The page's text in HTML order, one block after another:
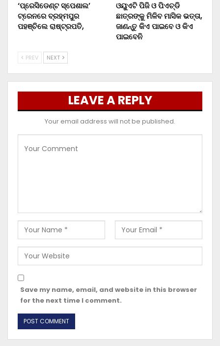
‘ପ୍ରେସିଡେଣ୍ଟ ସ୍ପେଶାଲ’
ଟ୍ରେନରେ ବ୍ରହ୍ମପୁର
ପହଞ୍ଚିଲେ ରାଷ୍ଟ୍ରପତି,
ଓୟୁଏଟି ପିଜି ଓ ପିଏଚ୍‌ଡି
ଛାତ୍ରଙ୍କୁ ମିଳିବ ମାସିକ ଭତ୍ତା,
ଜାଣନ୍ତୁ କିଏ ପାଇବେ ଓ କିଏ
ପାଇବେନି
PREV NEXT
LEAVE A REPLY
Your email address will not be published.
Save my name, email, and website in this browser
for the next time I comment.